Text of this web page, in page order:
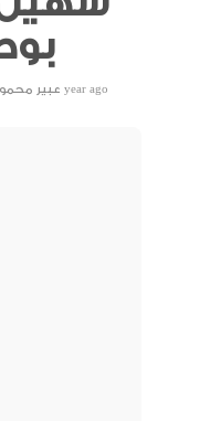
بوصلة نحو العمل الحكومي المتميز
عبير 1 year ago